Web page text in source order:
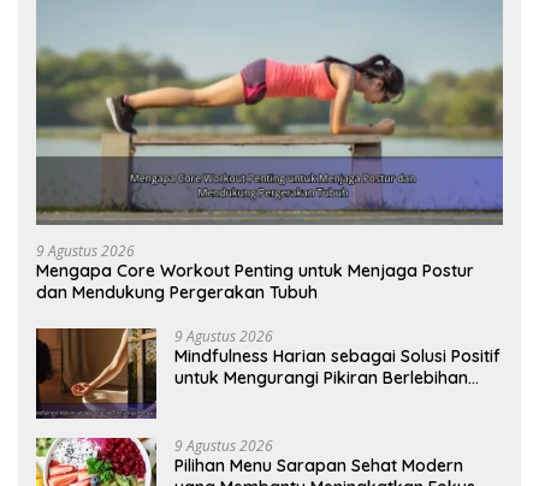
9 Agustus 2026
Mengapa Core Workout Penting untuk Menjaga Postur
dan Mendukung Pergerakan Tubuh
9 Agustus 2026
Mindfulness Harian sebagai Solusi Positif
untuk Mengurangi Pikiran Berlebihan
9 Agustus 2026
Pilihan Menu Sarapan Sehat Modern